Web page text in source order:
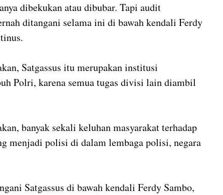
dibekukan atau dibubar. Tapi audit
ditangani selama ini di bawah kendali Ferdy
Satgassus itu merupakan institusi
Polri, karena semua tugas divisi lain diambil
banyak sekali keluhan masyarakat terhadap
menjadi polisi di dalam lembaga polisi, negara
Satgassus di bawah kendali Ferdy Sambo,